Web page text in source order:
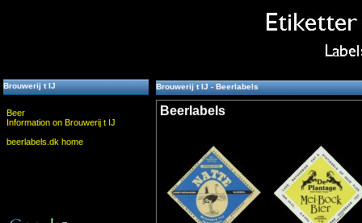
Brouwerij t IJ
Beer
Information on Brouwerij t IJ
beerlabels.dk home
Brouwerij t IJ - Beerlabels
Beerlabels